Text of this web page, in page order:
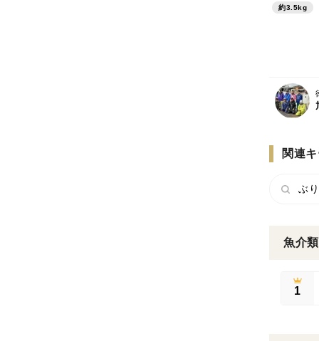
約3.5kg
関連
ぶ
魚介
1